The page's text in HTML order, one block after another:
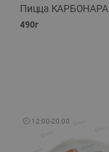
Пицца КАРБОНАРА
490г
🕘 12:00-20:00